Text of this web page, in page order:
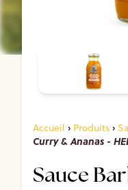
Accueil › Produits ›
Curry & Ananas -
Sauce